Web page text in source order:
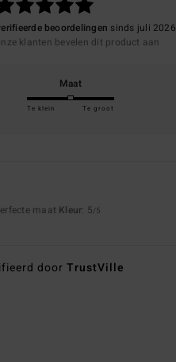
beoordelingen sinds juli 2026
klanten bevelen dit product aan
Maat
Te klein Te groot
maat Kleur: 5/5
door TrustVille